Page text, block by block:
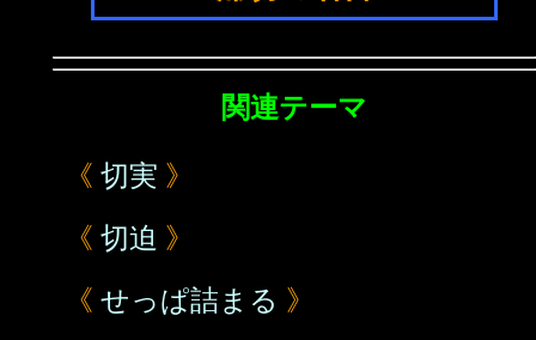
関連テーマ
《 切実 》
《 切迫 》
《 せっぱ詰まる 》